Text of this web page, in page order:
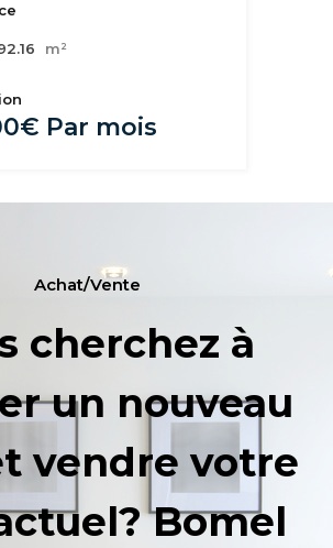
m²
Par mois
Achat/Vente
cherchez à
un nouveau
vendre votre
Bomel